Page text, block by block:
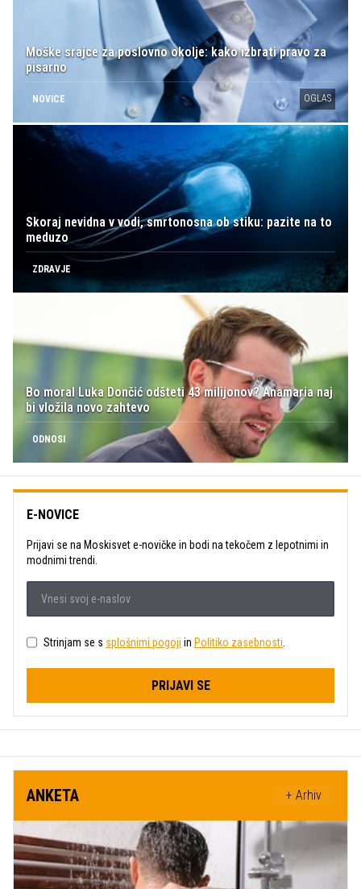
Moške srajce za poslovno okolje: kako izbrati pravo za
pisarno
NOVICE OGLAS
Skoraj nevidna v vodi, smrtonosna ob stiku: pazite na to
meduzo
ZDRAVJE
Bo moral Luka Dončić odšteti 43 milijonov? Anamaria naj
bi vložila novo zahtevo
ODNOSI
E-NOVICE
Prijavi se na Moskisvet e-novičke in bodi na tekočem z lepotnimi in
modnimi trendi.
Strinjam se s splošnimi pogoji in Politiko zasebnosti
PRIJAVI SE
ANKETA + Arhiv